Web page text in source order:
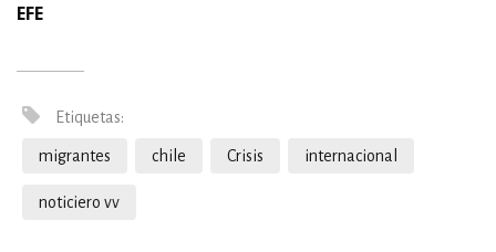
EFE
Etiquetas:
migrantes chile Crisis internacional
noticiero vv